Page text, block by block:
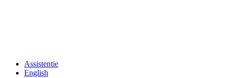
Assistentie
English